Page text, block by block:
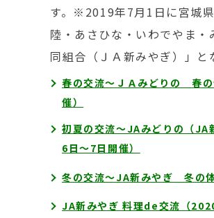
す。※2019年7月1日に宮城
陸・あさひな・いわでやま
同組合（ＪＡ新みやぎ）」と
春の交流～ＪＡみどりの 春
催）
初夏の交流～JAみどりの（JA
6日～7日開催）
冬の交流～JA新みやぎ 冬の
JA新みやぎ 料理de交流（